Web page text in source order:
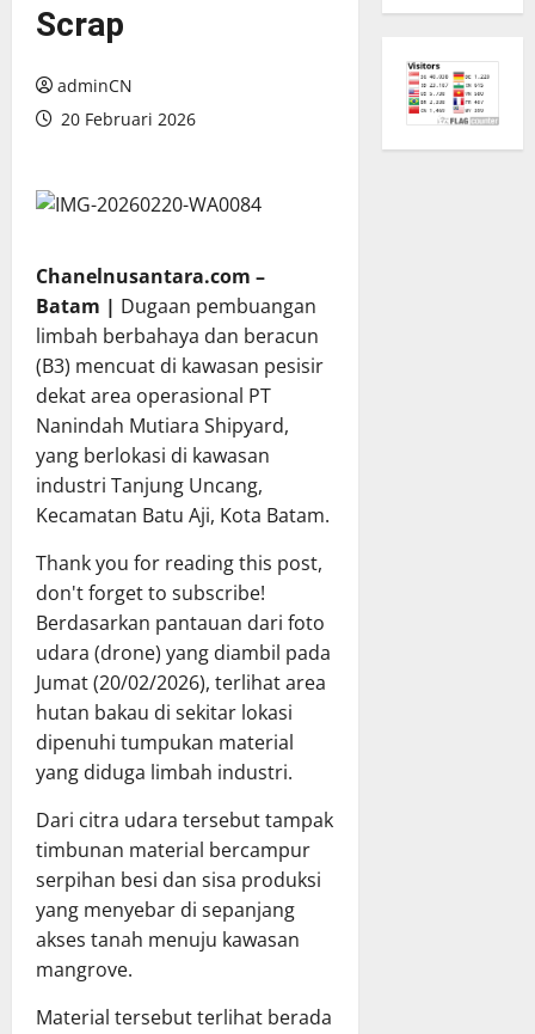
Scrap
adminCN
20 Februari 2026
Chanelnusantara.com –
Batam | Dugaan pembuangan
limbah berbahaya dan beracun
(B3) mencuat di kawasan pesisir
dekat area operasional PT
Nanindah Mutiara Shipyard,
yang berlokasi di kawasan
industri Tanjung Uncang,
Kecamatan Batu Aji, Kota Batam.
Thank you for reading this post,
don't forget to subscribe!
Berdasarkan pantauan dari foto
udara (drone) yang diambil pada
Jumat (20/02/2026), terlihat area
hutan bakau di sekitar lokasi
dipenuhi tumpukan material
yang diduga limbah industri.
Dari citra udara tersebut tampak
timbunan material bercampur
serpihan besi dan sisa produksi
yang menyebar di sepanjang
akses tanah menuju kawasan
mangrove.
Material tersebut terlihat berada